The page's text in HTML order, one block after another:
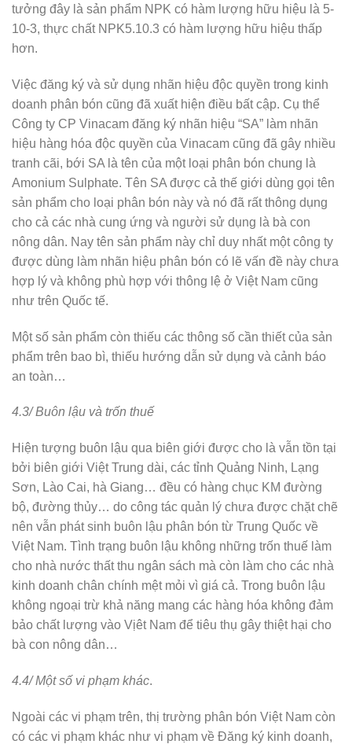
tưởng đây là sản phẩm NPK có hàm lượng hữu hiệu là 5-
10-3, thực chất NPK5.10.3 có hàm lượng hữu hiệu thấp
hơn.
Việc đăng ký và sử dụng nhãn hiệu độc quyền trong kinh
doanh phân bón cũng đã xuất hiện điều bất cập. Cụ thể
Công ty CP Vinacam đăng ký nhãn hiệu “SA” làm nhãn
hiệu hàng hóa độc quyền của Vinacam cũng đã gây nhiều
tranh cãi, bới SA là tên của một loại phân bón chung là
Amonium Sulphate. Tên SA được cả thế giới dùng gọi tên
sản phẩm cho loại phân bón này và nó đã rất thông dụng
cho cả các nhà cung ứng và người sử dụng là bà con
nông dân. Nay tên sản phẩm này chỉ duy nhất một công ty
được dùng làm nhãn hiệu phân bón có lẽ vấn đề này chưa
hợp lý và không phù hợp với thông lệ ở Việt Nam cũng
như trên Quốc tế.
Một số sản phẩm còn thiếu các thông số cần thiết của sản
phẩm trên bao bì, thiếu hướng dẫn sử dụng và cảnh báo
an toàn…
4.3/ Buôn lậu và trốn thuế
Hiện tượng buôn lậu qua biên giới được cho là vẫn tồn tại
bởi biên giới Việt Trung dài, các tỉnh Quảng Ninh, Lạng
Sơn, Lào Cai, hà Giang… đều có hàng chục KM đường
bộ, đường thủy… do công tác quản lý chưa được chặt chẽ
nên vẫn phát sinh buôn lậu phân bón từ Trung Quốc về
Việt Nam. Tình trạng buôn lậu không những trốn thuế làm
cho nhà nước thất thu ngân sách mà còn làm cho các nhà
kinh doanh chân chính mệt mỏi vì giá cả. Trong buôn lậu
không ngoại trừ khả năng mang các hàng hóa không đảm
bảo chất lượng vào Vịêt Nam để tiêu thụ gây thiệt hại cho
bà con nông dân…
4.4/ Một số vi phạm khác.
Ngoài các vi phạm trên, thị trường phân bón Việt Nam còn
có các vi phạm khác như vi phạm về Đăng ký kinh doanh,